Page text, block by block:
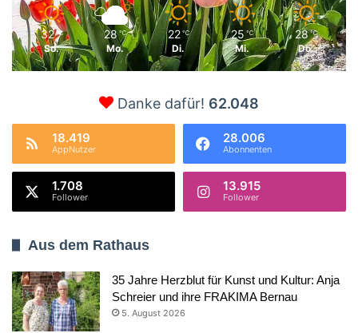
32 ℃
So.
28 ℃
Mo.
22 ℃
Di.
25 ℃
Mi.
28 ℃
Do.
Danke dafür! 62.048
18.419
AppNutzer
28.006
Abonnenten
1.708
Follower
13.915
Follower
Aus dem Rathaus
35 Jahre Herzblut für Kunst und Kultur: Anja
Schreier und ihre FRAKIMA Bernau
5. August 2026